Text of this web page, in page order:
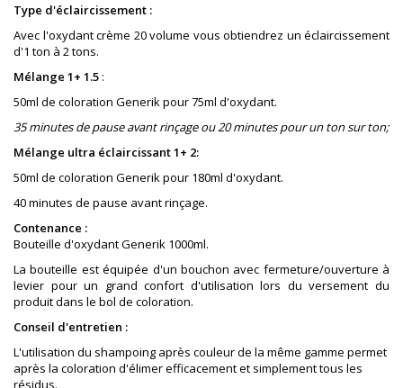
Type d'éclaircissement :
Avec l'oxydant crème 20 volume vous obtiendrez un éclaircissement
d'1 ton à 2 tons.
Mélange 1+ 1.5 :
50ml de coloration Generik pour 75ml d'oxydant.
35 minutes de pause avant rinçage ou 20 minutes pour un ton sur ton;
Mélange ultra éclaircissant 1+ 2:
50ml de coloration Generik pour 180ml d'oxydant.
40 minutes de pause avant rinçage.
Contenance :
Bouteille d'oxydant Generik 1000ml.
La bouteille est équipée d'un bouchon avec fermeture/ouverture à
levier pour un grand confort d'utilisation lors du versement du
produit dans le bol de coloration.
Conseil d'entretien :
L'utilisation du shampoing après couleur de la même gamme permet
après la coloration d'élimer efficacement et simplement tous les
résidus.